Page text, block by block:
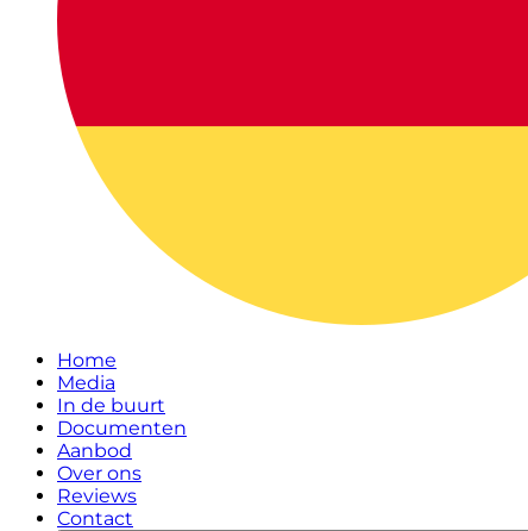
Home
Media
In de buurt
Documenten
Aanbod
Over ons
Reviews
Contact